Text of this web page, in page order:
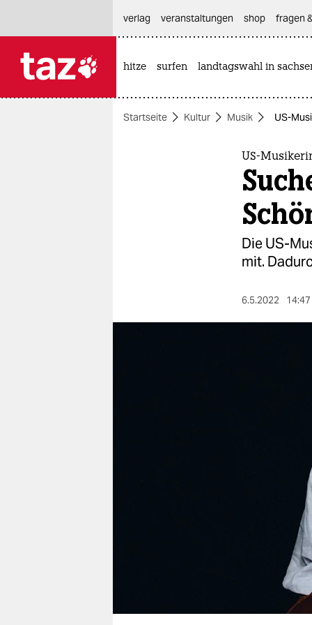
themen
verlag
veranstaltungen shop fragen
hitze surfen landtagswahl in
Startseite Kultur Musik US-
US-
Die US-
mit.
6.5.2022